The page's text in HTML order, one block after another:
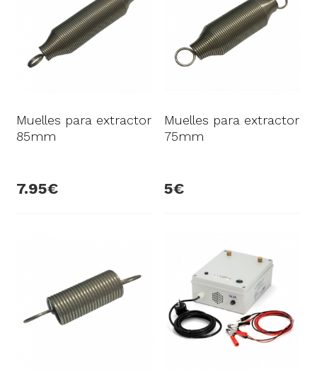
Muelles para extractor
85mm
7.95
Muelles para extractor
75mm
5